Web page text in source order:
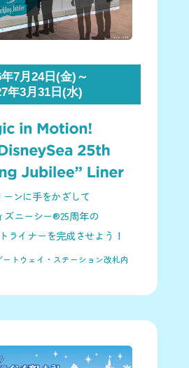
7月24日(金)～
年3月31日(水)
ーンに手をかざして
ズニーシー®25周年の
ライナーを完成させよう！
トウェイ・ステーション改札内